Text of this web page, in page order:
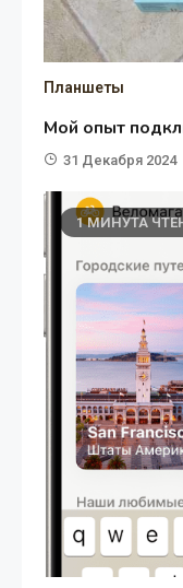
Планшеты
Мой опыт
31 Декабря 2024
1 МИНУТА